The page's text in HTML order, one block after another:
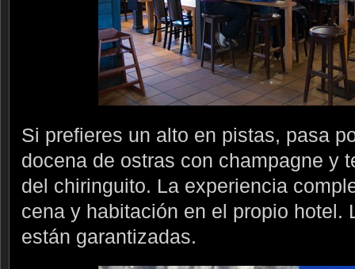
Si prefieres un alto en pistas, pasa
docena de ostras con champagne y
del chiringuito. La experiencia
cena y habitación en el propio hotel.
están garantizadas.